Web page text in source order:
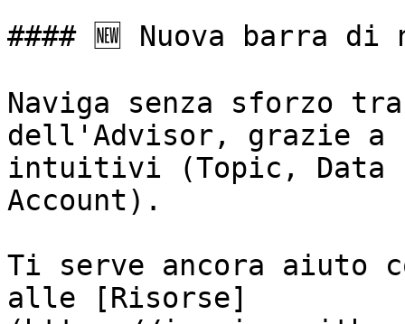
#### 🆕 Nuova barra di
Naviga senza sforzo
dell'Advisor, grazie a
intuitivi (Topic, Data
Account).
Ti serve ancora aiuto
alle [Risorse]